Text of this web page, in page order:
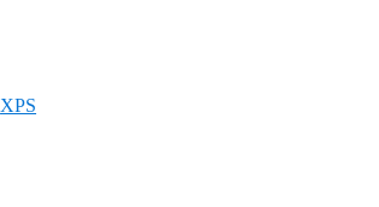
XPS